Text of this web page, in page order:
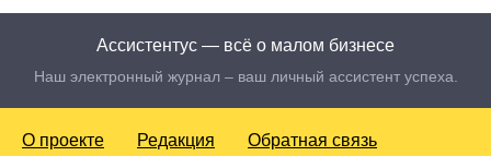
Ассистентус — всё о малом бизнесе
Наш электронный журнал – ваш личный ассистент успеха.
О проекте Редакция Обратная связь